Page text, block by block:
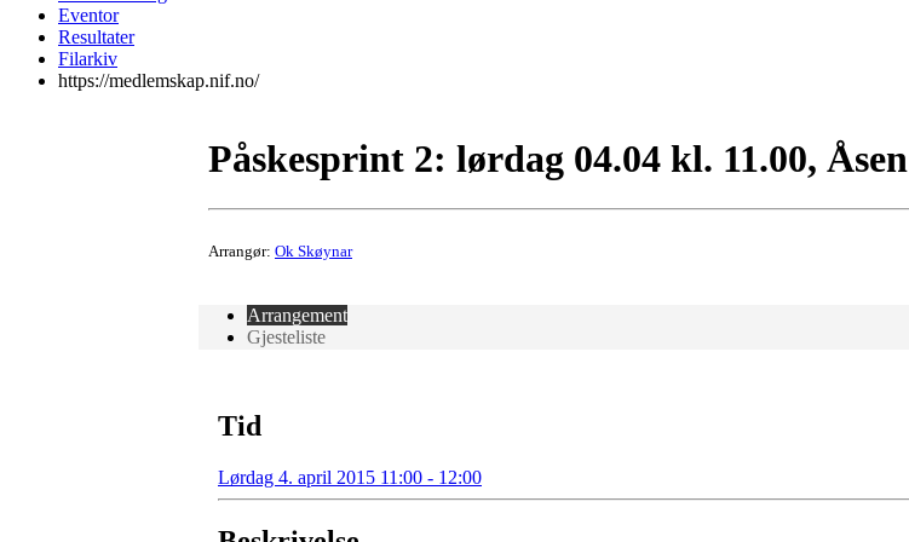
Eventor
Resultater
Filarkiv
https://medlemskap.nif.no/
Påskesprint 2: lørdag 04.04 kl. 11.00, Åsen
Arrangør: Ok Skøynar
Arrangement
Gjesteliste
Tid
Lørdag 4. april 2015 11:00 - 12:00